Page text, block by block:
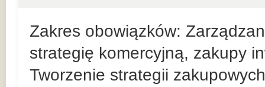
Zakres obowiązków:
strategię komercyjną, zakupy
Tworzenie strategii